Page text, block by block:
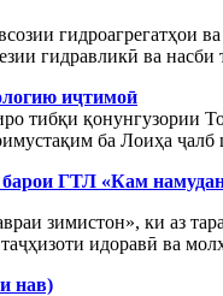
гидроагрегатҳои
гидравликӣ ва
иҷтимоӣ
тибқи қонунгузории
ба Лоиҳа ҷалб
барои ГТЛ «Кам
зимистон», ки аз
идоравӣ ва
нав)